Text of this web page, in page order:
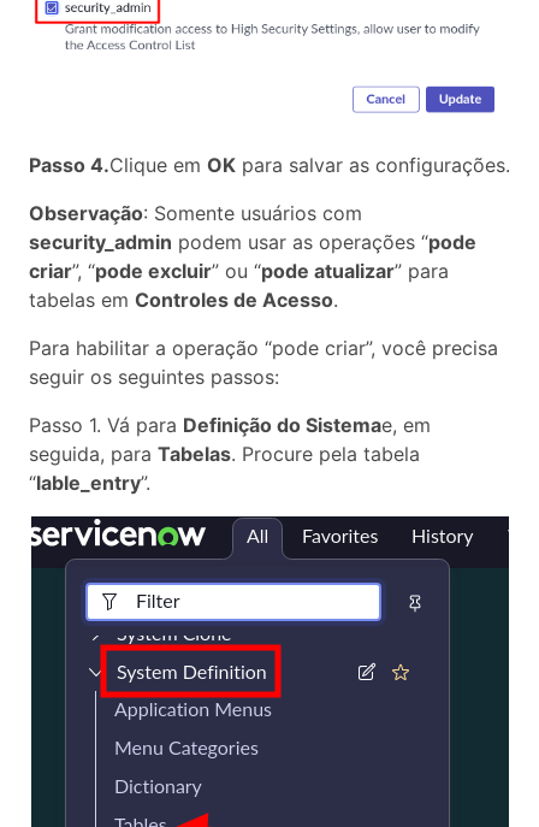
Passo 4.Clique em OK para salvar as configurações.
Observação: Somente usuários com
security_admin podem usar as operações “pode
criar”, “pode excluir” ou “pode atualizar” para
tabelas em Controles de Acesso.
Para habilitar a operação “pode criar”, você precisa
seguir os seguintes passos:
Passo 1. Vá para Definição do Sistemae, em
seguida, para Tabelas. Procure pela tabela
“lable_entry”.